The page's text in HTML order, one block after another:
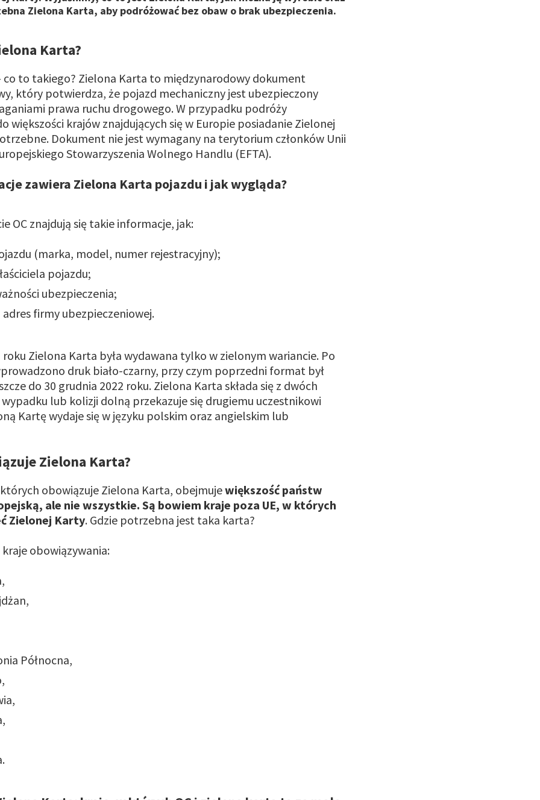
Zielona Karta, aby podróżować bez obaw o brak ubezpieczenia.
Karta?
co to takiego? Zielona Karta to międzynarodowy dokument
który potwierdza, że pojazd mechaniczny jest ubezpieczony
prawa ruchu drogowego. W przypadku podróży
większości krajów znajdujących się w Europie posiadanie Zielonej
Dokument nie jest wymagany na terytorium członków Unii
Stowarzyszenia Wolnego Handlu (EFTA).
zawiera Zielona Karta pojazdu i jak wygląda?
OC znajdują się takie informacje, jak:
(marka, model, numer rejestracyjny);
pojazdu;
ubezpieczenia;
adres firmy ubezpieczeniowej.
roku Zielona Karta była wydawana tylko w zielonym wariancie. Po
druk biało-czarny, przy czym poprzedni format był
do 30 grudnia 2022 roku. Zielona Karta składa się z dwóch
wypadku lub kolizji dolną przekazuje się drugiemu uczestnikowi
Kartę wydaje się w języku polskim oraz angielskim lub
Zielona Karta?
obowiązuje Zielona Karta, obejmujewiększość państw
ale nie wszystkie. Są bowiem kraje poza UE, w których
Zielonej Karty. Gdzie potrzebna jest taka karta?
obowiązywania:
Północna,